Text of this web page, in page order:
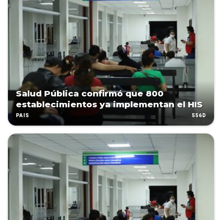
Salud Pública confirmó que 800
establecimientos ya implementan el HIS
PAÍS 556D